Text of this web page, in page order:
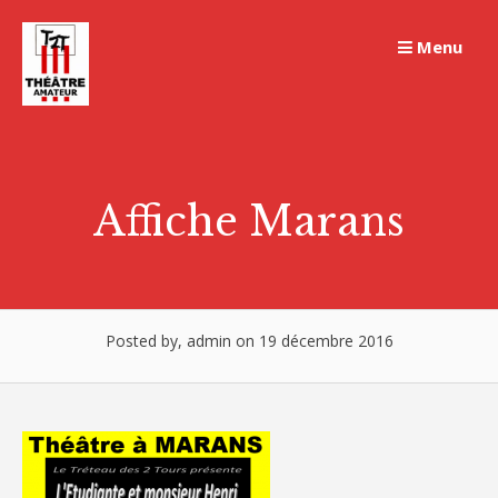
content
Menu
Affiche Marans
Posted by, admin on 19 décembre 2016